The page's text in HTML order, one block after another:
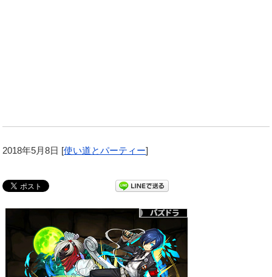
2018年5月8日 [使い道とパーティー]